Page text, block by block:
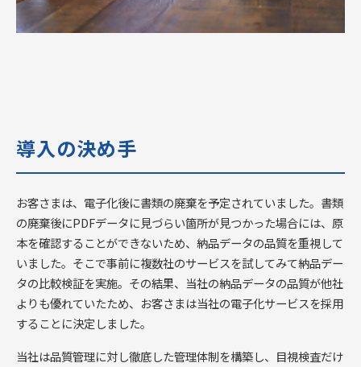
導入の決め手
お客さまは、電子化後に書類の廃棄を予定されていました。書類
の廃棄後にPDFデータに見づらい箇所が見つかった場合には、原
本を確認することができないため、納品データの品質を重視して
いました。そこで事前に複数社のサービスを試してみて納品デー
タの比較検証を実施。その結果、当社の納品データの品質が他社
よりも優れていたため、お客さまは当社の電子化サービスを採用
することに決定しました。
当社は品質管理に対し徹底した管理体制を構築し、目視検査だけ